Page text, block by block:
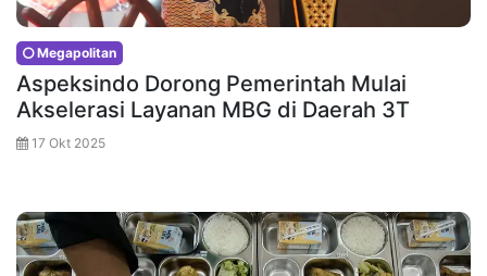
Megapolitan
Aspeksindo Dorong Pemerintah Mulai
Akselerasi Layanan MBG di Daerah 3T
17 Okt 2025